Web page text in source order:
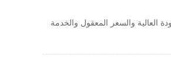
العالية والسعر المعقول والخدمة